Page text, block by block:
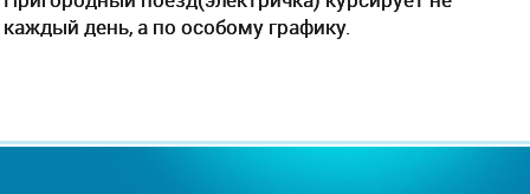
каждый день, а по особому графику.